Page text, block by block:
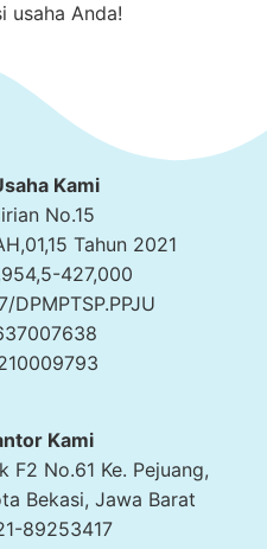
usaha Anda!
Kami
No.15
Tahun 2021
427,000
DPMPTSP.PPJU
Kami
F2 No.61 Ke. Pejuang,
Bekasi, Jawa Barat
89253417